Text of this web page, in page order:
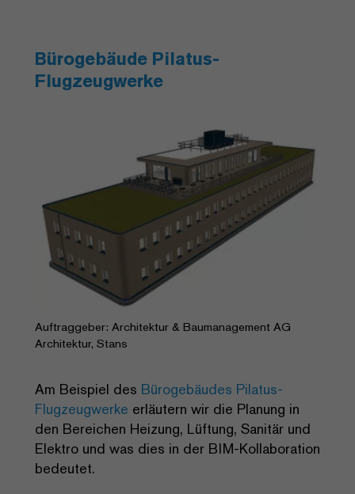
Bürogebäude Pilatus-
Flugzeugwerke
Auftraggeber: Architektur & Baumanagement AG
Architektur, Stans
Am Beispiel des Bürogebäudes Pilatus-
Flugzeugwerke erläutern wir die Planung in
den Bereichen Heizung, Lüftung, Sanitär und
Elektro und was dies in der BIM-Kollaboration
bedeutet.